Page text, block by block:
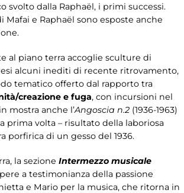
svolto dalla Raphaël, i primi successi.
Mafai e Raphaël sono esposte anche
al piano terra accoglie sculture di
alcuni inediti di recente ritrovamento,
tematico offerto dal rapporto tra
creazione e fuga, con incursioni nel
mostra anche l’Angoscia n.2 (1936-1963)
prima volta – risultato della laboriosa
porfirica di un gesso del 1936.
la sezione Intermezzo musicale
a testimonianza della passione
e Mario per la musica, che ritorna in